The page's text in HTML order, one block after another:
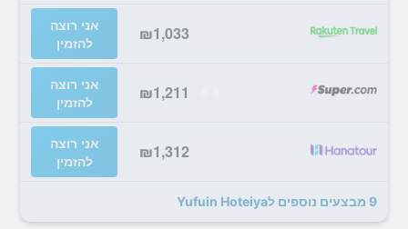
₪1,033
אני רוצה
להזמין
₪1,211
אני רוצה
להזמין
₪1,312
אני רוצה
להזמין
9 מבצעים נוספים לYufuin Hoteiya